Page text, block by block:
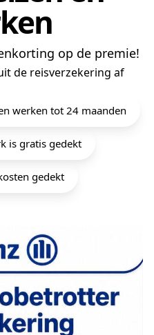
op de premie!
de reisverzekering af
werken tot 24 maanden
is gratis gedekt
gedekt